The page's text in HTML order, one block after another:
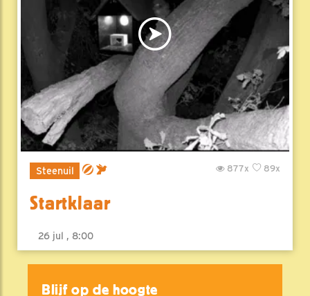
Steenuil 89x
877x
Startklaar
26 jul , 8:00
Blijf op de hoogte